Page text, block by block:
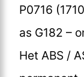
P0716
as G182 –
Het ABS /